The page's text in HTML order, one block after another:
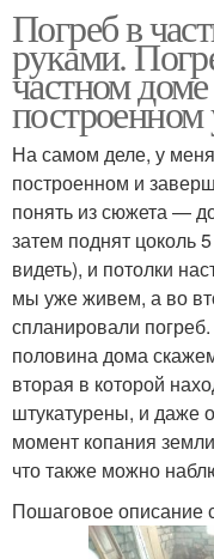
Погреб в
руками.
частном
На самом деле, у
построенном и
понять из сюжета —
затем поднят цоколь
видеть), и потолки
мы уже живем, а во
спланировали
половина дома
вторая в которой
штукатурены, и даже
момент копания
что также можно
Пошаговое описание